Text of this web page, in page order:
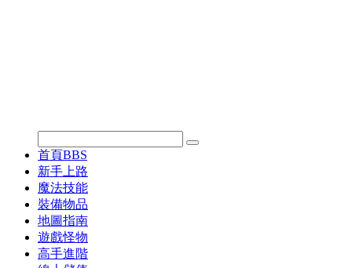
首頁BBS
新手上路
魔法技能
裝備物品
地圖指南
遊戲怪物
高手進階